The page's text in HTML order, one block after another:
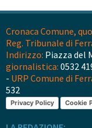
Cronaca Comune,
Reg. Tribunale di
Indirizzo: Piazza del
giornalistica: 0532
- URP Comune di
532
Privacy Policy Cookie